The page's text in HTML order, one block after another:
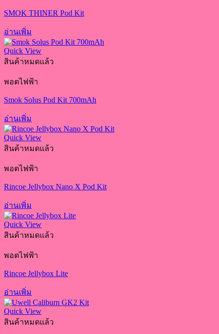
SMOK THINER Pod Kit
อ่านเพิ่ม
Quick View
สินค้าหมดแล้ว
พอตไฟฟ้า
Smok Solus Pod Kit 700mAh
อ่านเพิ่ม
Quick View
สินค้าหมดแล้ว
พอตไฟฟ้า
Rincoe Jellybox Nano X Pod Kit
อ่านเพิ่ม
Quick View
สินค้าหมดแล้ว
พอตไฟฟ้า
Rincoe Jellybox Lite
อ่านเพิ่ม
Quick View
สินค้าหมดแล้ว